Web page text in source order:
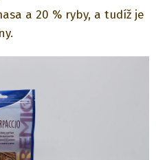
a 20 % ryby, a tudíž je